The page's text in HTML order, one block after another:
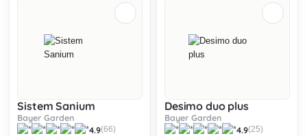
Sistem Sanium
Bayer Garden
4.9(66)
Desimo duo plus
Bayer Garden
4.9(25)